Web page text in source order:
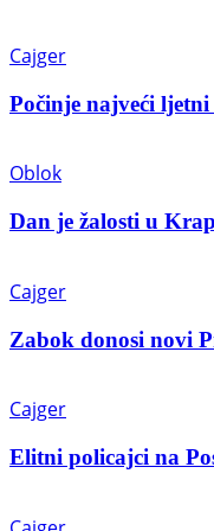
Cajger
Počinje najveći
Oblok
Dan je žalosti u
Cajger
Zabok donosi novi
Cajger
Elitni policajci na